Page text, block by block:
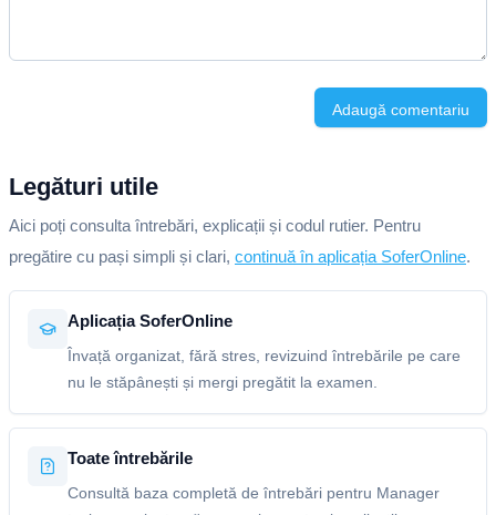
Adaugă comentariu
Legături utile
Aici poți consulta întrebări, explicații și codul rutier. Pentru
pregătire cu pași simpli și clari, continuă în aplicația SoferOnline.
Aplicația SoferOnline
Învață organizat, fără stres, revizuind întrebările pe care
nu le stăpânești și mergi pregătit la examen.
Toate întrebările
Consultă baza completă de întrebări pentru Manager